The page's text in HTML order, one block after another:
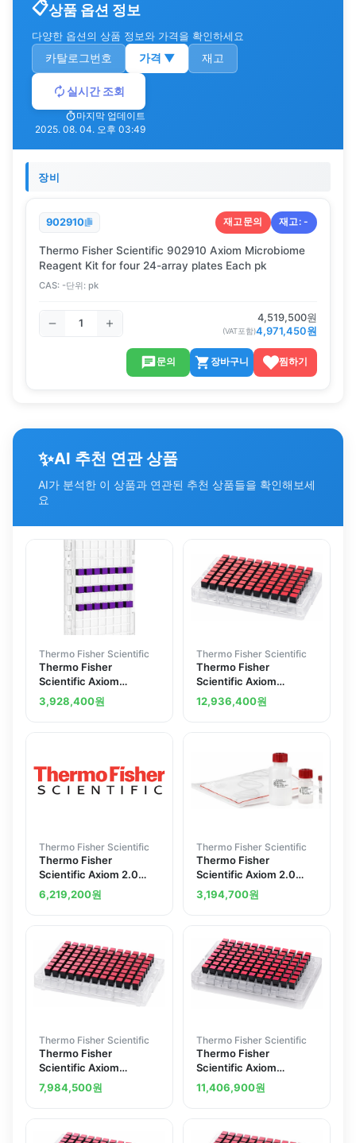
상품 옵션 정보
다양한 옵션의 상품 정보와 가격을 확인하세요
카탈로그번호 가격 ▼ 재고
실시간 조회
마지막 업데이트
2025. 08. 04. 오후 03:49
장비
902910 재고문의 재고:-
Thermo Fisher Scientific 902910 Axiom Microbiome
Reagent Kit for four 24-array plates Each pk
CAS: -단위: pk
4,519,500원
(VAT포함)4,971,450원
문의 장바구니 찜하기
✨AI 추천 연관 상품
AI가 분석한 이 상품과 연관된 추천 상품들을 확인해보세
요
Thermo Fisher Scientific
Thermo Fisher
Scientific Axiom
Microbiome 24 array
plate
3,928,400원
Thermo Fisher Scientific
Thermo Fisher
Scientific Axiom
Microbiome 96 array
plate
12,936,400원
Thermo Fisher Scientific
Thermo Fisher
Scientific Axiom 2.0
384HT Reagent Kit
6,219,200원
Thermo Fisher Scientific
Thermo Fisher
Scientific Axiom 2.0
Reagent Kit
3,194,700원
Thermo Fisher Scientific
Thermo Fisher
Scientific Axiom
PangenomiX Array Kit 1
x 96 plate kit
7,984,500원
Thermo Fisher Scientific
Thermo Fisher
Scientific Axiom
PangenomiX Plus Array
Kit 1 x 96 plate kit
11,406,900원